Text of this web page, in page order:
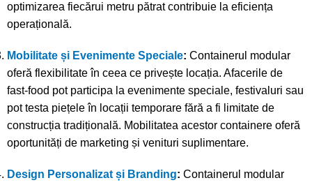
optimizarea fiecărui metru pătrat contribuie la eficiența
operațională.
Mobilitate și Evenimente Speciale: Containerul modular
oferă flexibilitate în ceea ce privește locația. Afacerile de
fast-food pot participa la evenimente speciale, festivaluri sau
pot testa piețele în locații temporare fără a fi limitate de
construcția tradițională. Mobilitatea acestor containere oferă
oportunități de marketing și venituri suplimentare.
Design Personalizat și Branding: Containerul modular